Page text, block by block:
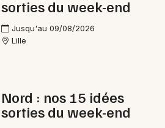
sorties du week-end
Jusqu'au 09/08/2026
Lille
Nord : nos 15 idées
sorties du week-end